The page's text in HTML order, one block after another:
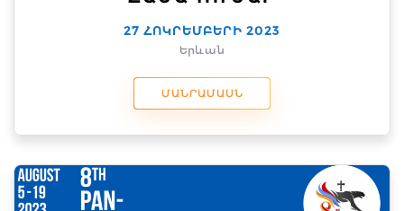
27 ՀՈԿՐԵՄԲԵՐԻ 2023
Երևան
ՄԱՆՐԱՄԱՍՆ